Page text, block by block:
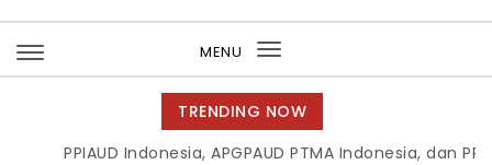
MENU
Toggle
navigation
TRENDING NOW
PPIAUD Indonesia, APGPAUD PTMA Indonesia, dan